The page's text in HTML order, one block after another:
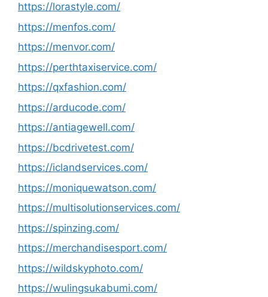
https://lorastyle.com/
https://menfos.com/
https://menvor.com/
https://perthtaxiservice.com/
https://qxfashion.com/
https://arducode.com/
https://antiagewell.com/
https://bcdrivetest.com/
https://iclandservices.com/
https://moniquewatson.com/
https://multisolutionservices.com/
https://spinzing.com/
https://merchandisesport.com/
https://wildskyphoto.com/
https://wulingsukabumi.com/